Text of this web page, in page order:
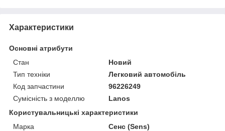
Характеристики
Основні атрибути
Стан
Новий
Тип техніки
Легковий автомобіль
Код запчастини
96226249
Сумісність з моделлю
Lanos
Користувальницькі характеристики
Марка
Сенс (Sens)